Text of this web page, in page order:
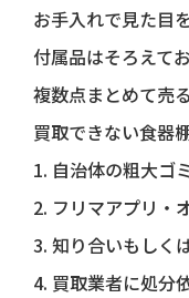
お手入れで見た目
付属品はそろえて
複数点まとめて売る
買取できない食器
1. 自治体の粗大ゴ
2. フリマアプリ・
3. 知り合いもしく
4. 買取業者に処分